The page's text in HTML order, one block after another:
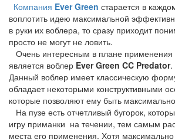
Компания Ever Green старается в
воплотить идею максимальной
в руки их воблера, то сразу приходит
просто не могут не ловить.
Очень интересным в плане применения
является воблер Ever Green CC Predator.
Данный воблер имеет классическую
обладает некоторыми конструктивными
которые позволяют ему быть
На пузе есть отчетливый бугорок,
игру приманки на течении, тем самым
места его применения. Хотя